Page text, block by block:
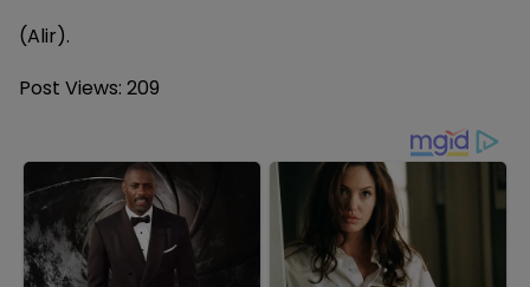
(Alir).
Post Views: 209